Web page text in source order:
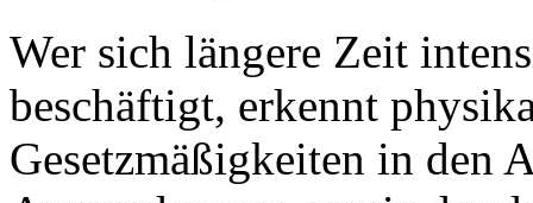
Wer sich längere Zeit
beschäftigt, erkennt
Gesetzmäßigkeiten in den